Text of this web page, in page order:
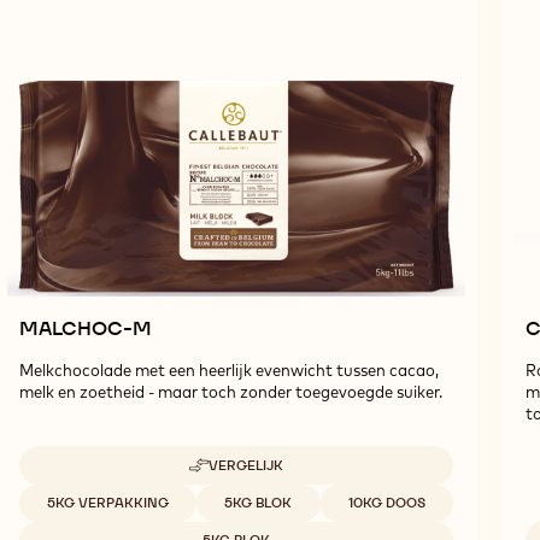
MALCHOC-M
Melkchocolade met een heerlijk evenwicht tussen cacao,
melk en zoetheid - maar toch zonder toegevoegde suiker.
VERGELIJK
-
M
Beschikbare maten
5KG VERPAKKING 5KG BLOK 10KG DOOS